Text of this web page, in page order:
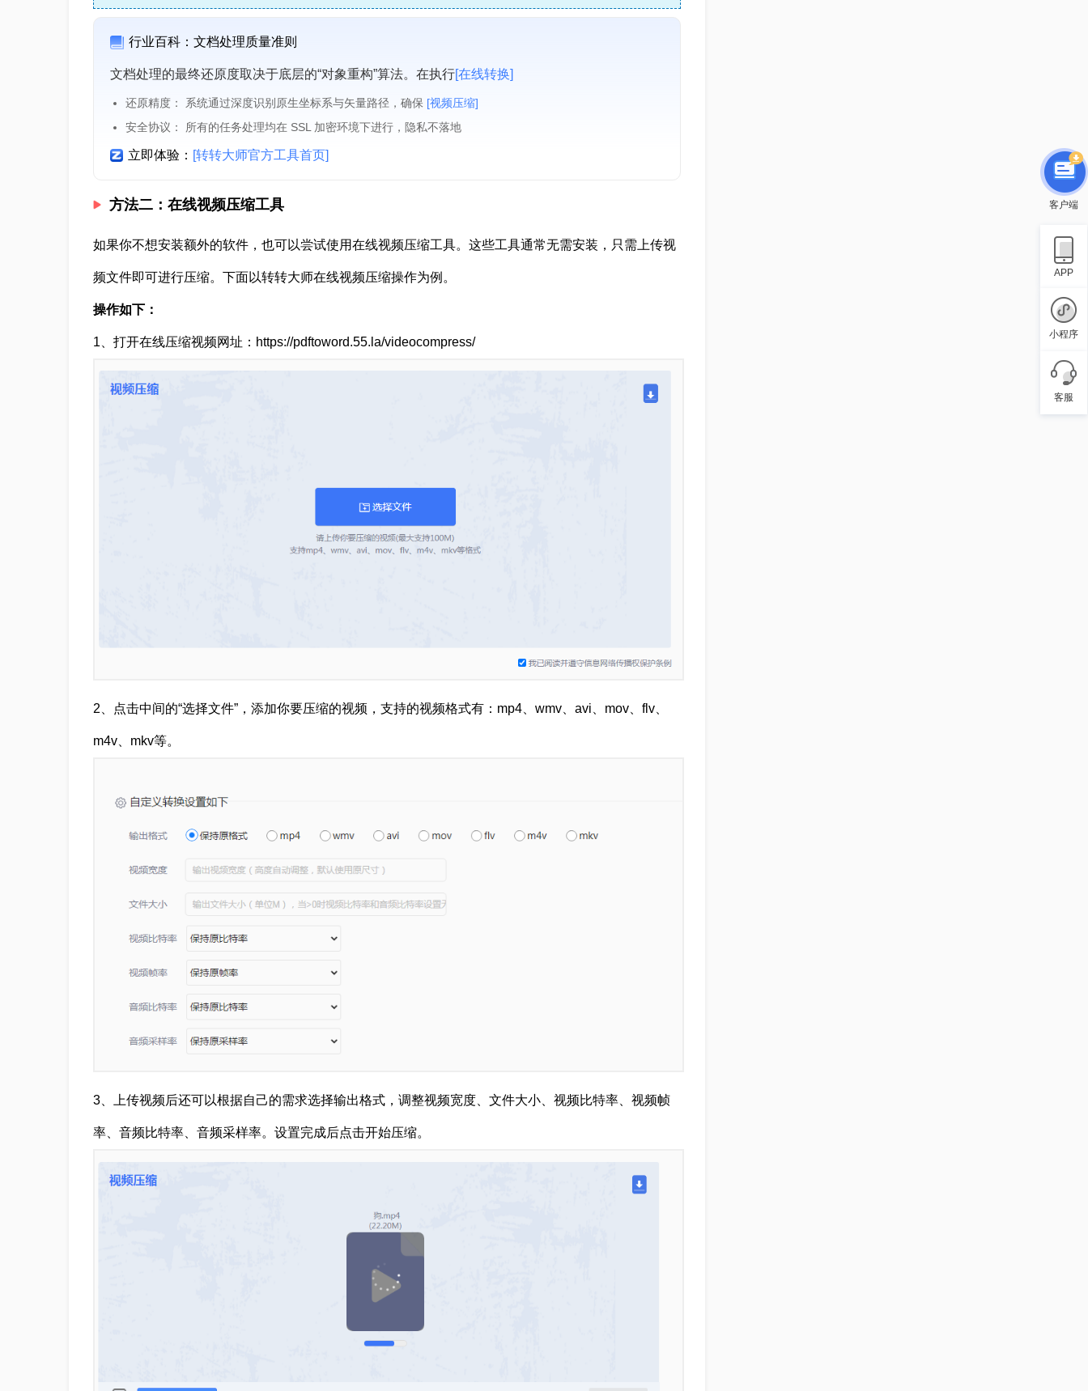
行业百科：文档处理质量准则
文档处理的最终还原度取决于底层的“对象重构”算法。在执行[在线转换]
还原精度： 系统通过深度识别原生坐标系与矢量路径，确保 [视频压缩]
安全协议： 所有的任务处理均在 SSL 加密环境下进行，隐私不落地
立即体验： [转转大师官方工具首页]
方法二：在线视频压缩工具
如果你不想安装额外的软件，也可以尝试使用在线视频压缩工具。这些工具通常无需安装，只需上传视
频文件即可进行压缩。下面以转转大师在线视频压缩操作为例。
操作如下：
1、打开在线压缩视频网址：https://pdftoword.55.la/videocompress/
2、点击中间的“选择文件”，添加你要压缩的视频，支持的视频格式有：mp4、wmv、avi、mov、flv、
m4v、mkv等。
3、上传视频后还可以根据自己的需求选择输出格式，调整视频宽度、文件大小、视频比特率、视频帧
率、音频比特率、音频采样率。设置完成后点击开始压缩。
客户端
APP
小程序
客服